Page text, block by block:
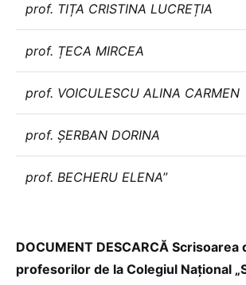
prof. TIȚA CRISTINA LUCREȚIA
prof. ȚECA MIRCEA
prof. VOICULESCU ALINA CARMEN
prof. ȘERBAN DORINA
prof. BECHERU ELENA”
DOCUMENT DESCARCĂ Scrisoarea
profesorilor de la Colegiul Național